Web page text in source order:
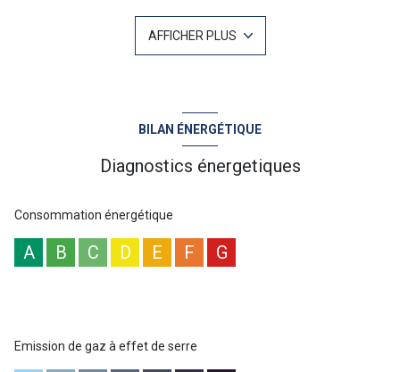
L’appartement se compose d’une entrée, d’une cuisine ouverte
entièrement équipée, d’un séjour spacieux agrémenté d’une
cheminée, de deux chambres confortables, d’une salle d’eau et
Pour plus d'informations ou une visite n'hésitez pas à contacter
Baptiste GAINNET 06 42 25 00 49 - Votre agent commercial sur Le
Lavandou - “Les informations sur les risques auxquels ce bien est
exposé sont disponibles sur le site Géorisques
AFFICHER PLUS
BILAN ÉNERGÉTIQUE
Diagnostics énergetiques
Consommation énergétique
A B C D E F G
Emission de gaz à effet de serre